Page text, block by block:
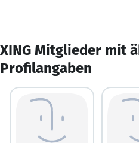
XING Mitglieder mit
Profilangaben